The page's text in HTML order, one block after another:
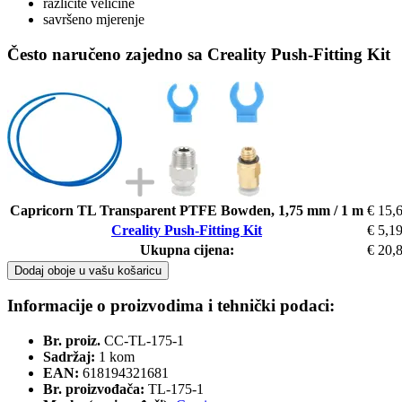
različite veličine
savršeno mjerenje
Često naručeno zajedno sa Creality Push-Fitting Kit
Capricorn TL Transparent PTFE Bowden, 1,75 mm / 1 m €
Creality Push-Fitting Kit
€ 5,19
Ukupna cijena:
€
Dodaj oboje u vašu košaricu
Informacije o proizvodima i tehnički podaci:
Br. proiz. CC-TL-175-1
Sadržaj: 1 kom
EAN: 618194321681
Br. proizvođača: TL-175-1